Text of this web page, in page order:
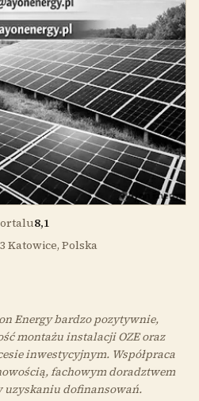
8,1
Katowice, Polska
Energy bardzo pozytywnie,
montażu instalacji OZE oraz
inwestycyjnym. Współpraca
fachowym doradztwem
uzyskaniu dofinansowań.